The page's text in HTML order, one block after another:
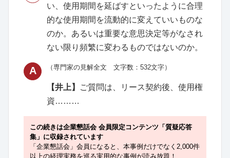
い、使用期間を延ばすといったように合理
的な使用期間を流動的に変えていいものな
のか。あるいは重要な意思決定等がなされ
ない限り頻繁に変わるものではないのか。
A （専門家の見解全文 文字数：532文字）
【井上】
ご質問は、リース契約後、使用権
資………
この続きは企業懇話会 会員限定コンテンツ「質疑応答
集」に収録されています
「企業懇話会」会員になると、本事例だけでなく2,000件
以上の経理実務を巡る実用的な事例が読み放題！